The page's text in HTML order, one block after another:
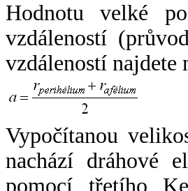
Hodnotu velké
vzdáleností
vzdáleností najdete
Vypočítanou
nachází dráhové
pomocí třetího